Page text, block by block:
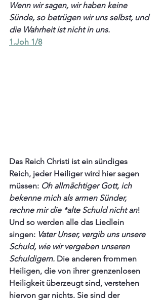
Wenn wir sagen, wir haben keine
Sünde, so betrügen wir uns selbst, und
die Wahrheit ist nicht in uns.
1.Joh 1/8
Das Reich Christi ist ein sündiges
Reich, jeder Heiliger wird hier sagen
müssen: Oh allmächtiger Gott, ich
bekenne mich als armen Sünder,
rechne mir die *alte Schuld nicht an!
Und so werden alle das Liedlein
singen: Vater Unser, vergib uns unsere
Schuld, wie wir vergeben unseren
Schuldigern. Die anderen frommen
Heiligen, die von ihrer grenzenlosen
Heiligkeit überzeugt sind, verstehen
hiervon gar nichts. Sie sind der